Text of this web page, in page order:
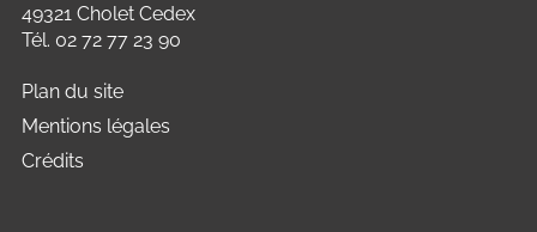
49321 Cholet Cedex
Tél. 02 72 77 23 90
Plan du site
Mentions légales
Crédits